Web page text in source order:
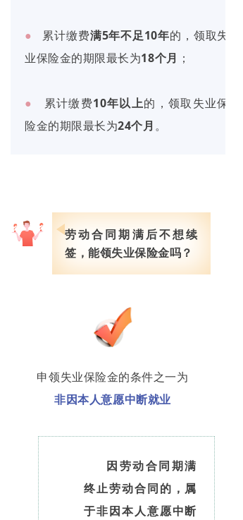
● 累计缴费满5年不足10年的，领取失
业保险金的期限最长为18个月 ；
● 累计缴费10年以上的，领取失业保
险金的期限最长为24个月 。
劳动合同期满后不想续
签，能领失业保险金吗？
申领失业保险金的条件之一为
非因本人意愿中断就业
因劳动合同期满
终止劳动合同的，属
于非因本人意愿中断